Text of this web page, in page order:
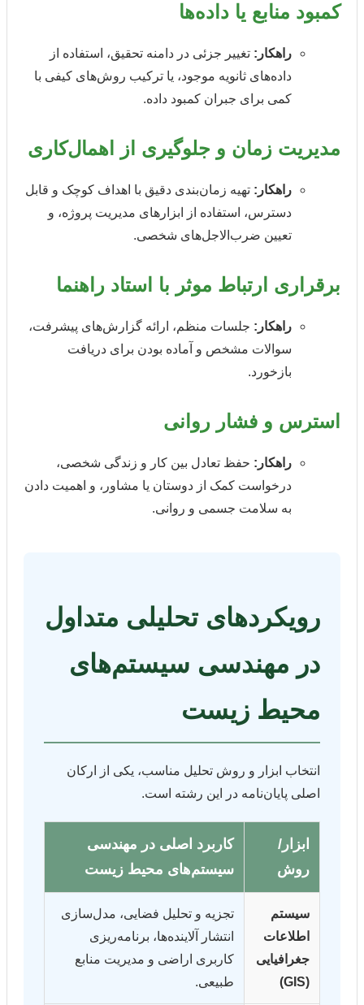
کمبود منابع یا داده‌ها
راهکار: تغییر جزئی در دامنه تحقیق، استفاده از
داده‌های ثانویه موجود، یا ترکیب روش‌های کیفی با
کمی برای جبران کمبود داده.
مدیریت زمان و جلوگیری از اهمال‌کاری
راهکار: تهیه زمان‌بندی دقیق با اهداف کوچک و قابل
دسترس، استفاده از ابزارهای مدیریت پروژه، و
تعیین ضرب‌الاجل‌های شخصی.
برقراری ارتباط موثر با استاد راهنما
راهکار: جلسات منظم، ارائه گزارش‌های پیشرفت،
سوالات مشخص و آماده بودن برای دریافت
بازخورد.
استرس و فشار روانی
راهکار: حفظ تعادل بین کار و زندگی شخصی،
درخواست کمک از دوستان یا مشاور، و اهمیت دادن
به سلامت جسمی و روانی.
رویکردهای تحلیلی متداول
در مهندسی سیستم‌های
محیط زیست
انتخاب ابزار و روش تحلیل مناسب، یکی از ارکان
اصلی پایان‌نامه در این رشته است.
ابزار/
روش
کاربرد اصلی در مهندسی
سیستم‌های محیط زیست
سیستم
اطلاعات
جغرافیایی
(GIS)
تجزیه و تحلیل فضایی، مدل‌سازی
انتشار آلاینده‌ها، برنامه‌ریزی
کاربری اراضی و مدیریت منابع
طبیعی.